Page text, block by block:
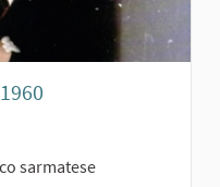
sarmatese